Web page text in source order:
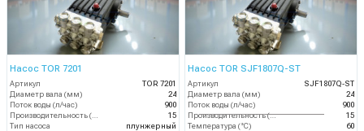
Насос TOR 7201
Артикул
TOR 7201
Диаметр вала (мм)
24
Поток воды (л/час)
900
15
Тип насоса
плунжерный
Насос TOR SJF1807Q-ST
Артикул
SJF1807Q-ST
Диаметр вала (мм)
24
Поток воды (л/час)
900
Производительность (л/мин)
15
Температура (°C)
60